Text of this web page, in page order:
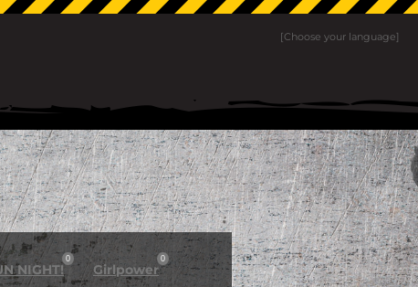
[Choose your language]
NIGHT!
0
Girlpower
0